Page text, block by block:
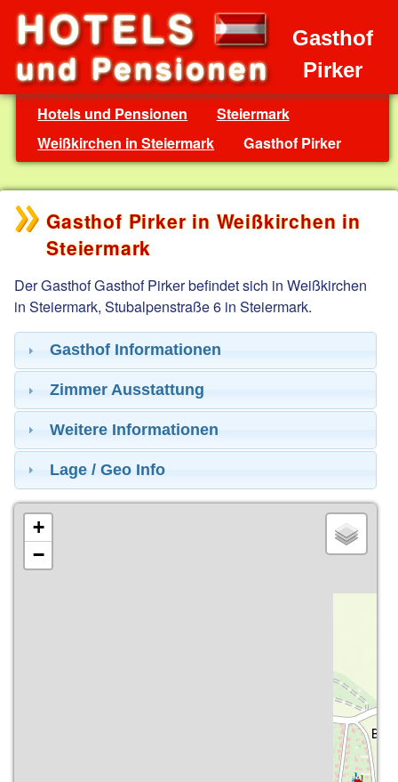
Gasthof
Pirker
Hotels und Pensionen
Steiermark
Weißkirchen in Steiermark
Gasthof Pirker
Gasthof Pirker in Weißkirchen in
Steiermark
Der Gasthof Gasthof Pirker befindet sich in Weißkirchen
in Steiermark, Stubalpenstraße 6 in Steiermark.
Gasthof Informationen
Zimmer Ausstattung
Weitere Informationen
Lage / Geo Info
+
−